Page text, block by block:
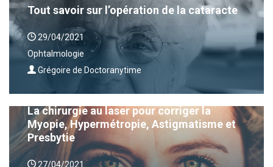
Tout savoir sur l’opération de la cataracte
29/04/2021
Ophtalmologie
Grégoire de Doctoranytime
La chirurgie au laser pour corriger la
Myopie, Hypermétropie, Astigmatisme et
Presbytie
27/04/2021